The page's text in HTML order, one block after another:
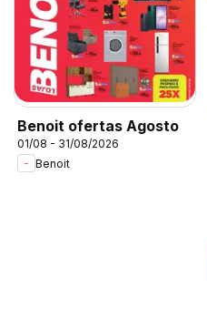
Benoit ofertas Agosto
01/08 - 31/08/2026
Benoit